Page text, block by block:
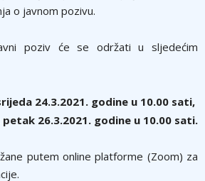
o javnom pozivu.
poziv će se održati u sljedećim
24.3.2021. godine u 10.00 sati,
26.3.2021. godine u 10.00 sati.
putem online platforme (Zoom) za